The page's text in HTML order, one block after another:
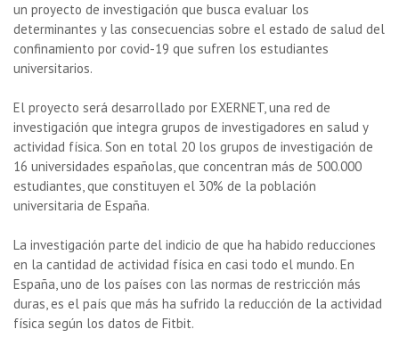
un proyecto de investigación que busca evaluar los
determinantes y las consecuencias sobre el estado de salud del
confinamiento por covid-19 que sufren los estudiantes
universitarios.
El proyecto será desarrollado por EXERNET, una red de
investigación que integra grupos de investigadores en salud y
actividad física. Son en total 20 los grupos de investigación de
16 universidades españolas, que concentran más de 500.000
estudiantes, que constituyen el 30% de la población
universitaria de España.
La investigación parte del indicio de que ha habido reducciones
en la cantidad de actividad física en casi todo el mundo. En
España, uno de los países con las normas de restricción más
duras, es el país que más ha sufrido la reducción de la actividad
física según los datos de Fitbit.